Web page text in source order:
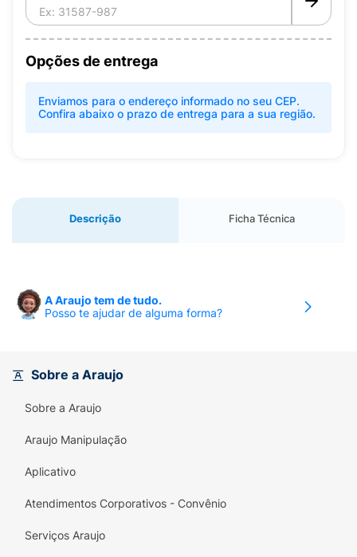
Opções de entrega
Enviamos para o endereço informado no seu CEP.
Confira abaixo o prazo de entrega para a sua região.
Descrição Ficha Técnica
A Araujo tem de tudo.
Posso te ajudar de alguma forma?
Sobre a Araujo
Sobre a Araujo
Araujo Manipulação
Aplicativo
Atendimentos Corporativos - Convênio
Serviços Araujo